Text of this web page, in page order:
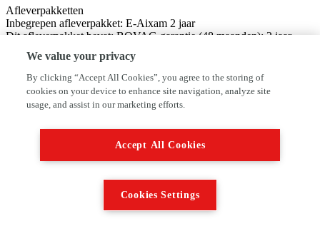
Afleverpakketten
Inbegrepen afleverpakket: E-Aixam 2 jaar
Dit afleverpakket bevat: BOVAG garantie (48 maanden); 2 jaar
Aixam mobiliteitsgarantie, 2 jaar fabrieksgarantie, Afleverbeurt
Graag contact op nemen voor beschikbaarheid
Brommobiel Midden Nederland
E-mail: info@brommobielmiddennederland.nl
Brommobiel Midden Nederland is onderdeel van AutoFirst
Autobedrijf Roseboom
We value your privacy
By clicking “Accept All Cookies”, you agree to the storing of
cookies on your device to enhance site navigation, analyze site
usage, and assist in our marketing efforts.
Accept All Cookies
Cookies Settings